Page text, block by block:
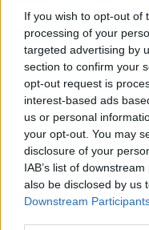
If you wish to opt-out of
processing of your
targeted advertising by
section to confirm your
opt-out request is
interest-based ads
us or personal
your opt-out. You may
disclosure of your
IAB’s list of
also be disclosed by us
Downstream